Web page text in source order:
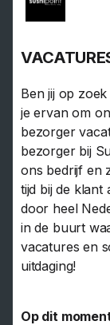
Ben jij op
je ervan om
bezorger
bezorger bij
ons bedrijf en
tijd bij de klant
door heel
in de buurt
vacatures en
uitdaging!
Op dit